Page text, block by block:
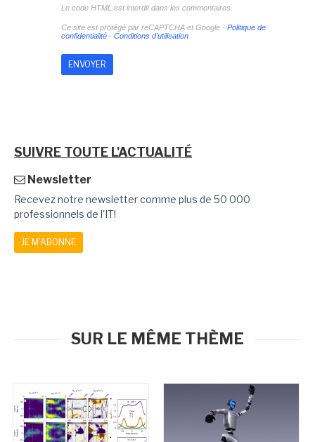
Le code HTML est interdit dans les commentaires
Ce site est protégé par reCAPTCHA et Google - Politique de
confidentialité- Conditions d'utilisation
SUIVRE TOUTE L'ACTUALITÉ
Newsletter
Recevez notre newsletter comme plus de 50 000
professionnels de l'IT!
JE M'ABONNE
SUR LE MÊME THÈME